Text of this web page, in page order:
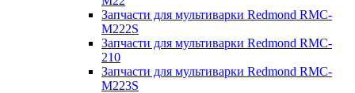
Запчасти для мультиварки Redmond RMC-
M222S
Запчасти для мультиварки Redmond RMC-
210
Запчасти для мультиварки Redmond RMC-
M223S